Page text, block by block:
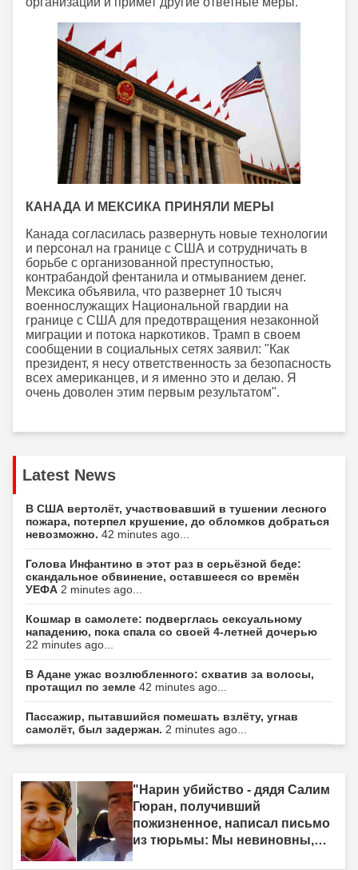
КАНАДА И МЕКСИКА ПРИНЯЛИ МЕРЫ
Канада согласилась развернуть новые технологии
и персонал на границе с США и сотрудничать в
борьбе с организованной преступностью,
контрабандой фентанила и отмыванием денег.
Мексика объявила, что развернет 10 тысяч
военнослужащих Национальной гвардии на
границе с США для предотвращения незаконной
миграции и потока наркотиков. Трамп в своем
сообщении в социальных сетях заявил: "Как
президент, я несу ответственность за безопасность
всех американцев, и я именно это и делаю. Я
очень доволен этим первым результатом".
Latest News
В США вертолёт, участвовавший в тушении лесного
пожара, потерпел крушение, до обломков добраться
невозможно. 42 minutes ago...
Голова Инфантино в этот раз в серьёзной беде:
скандальное обвинение, оставшееся со времён
УЕФА 2 minutes ago...
Кошмар в самолете: подверглась сексуальному
нападению, пока спала со своей 4-летней дочерью
22 minutes ago...
В Адане ужас возлюбленного: схватив за волосы,
протащил по земле 42 minutes ago...
Пассажир, пытавшийся помешать взлёту, угнав
самолёт, был задержан. 2 minutes ago...
"Нарин убийство - дядя Салим
Гюран, получивший
пожизненное, написал письмо
из тюрьмы: Мы невиновны,